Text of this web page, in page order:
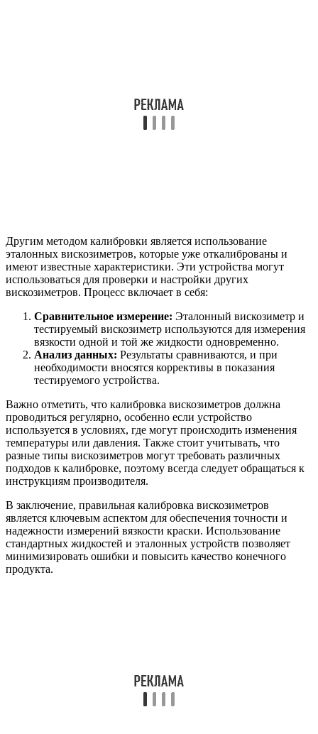
Другим методом калибровки является использование
эталонных вискозиметров, которые уже откалиброваны и
имеют известные характеристики. Эти устройства могут
использоваться для проверки и настройки других
вискозиметров. Процесс включает в себя:
Сравнительное измерение: Эталонный вискозиметр и
тестируемый вискозиметр используются для измерения
вязкости одной и той же жидкости одновременно.
Анализ данных: Результаты сравниваются, и при
необходимости вносятся коррективы в показания
тестируемого устройства.
Важно отметить, что калибровка вискозиметров должна
проводиться регулярно, особенно если устройство
используется в условиях, где могут происходить изменения
температуры или давления. Также стоит учитывать, что
разные типы вискозиметров могут требовать различных
подходов к калибровке, поэтому всегда следует обращаться к
инструкциям производителя.
В заключение, правильная калибровка вискозиметров
является ключевым аспектом для обеспечения точности и
надежности измерений вязкости краски. Использование
стандартных жидкостей и эталонных устройств позволяет
минимизировать ошибки и повысить качество конечного
продукта.